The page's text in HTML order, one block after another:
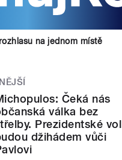
na jednom místě
Čeká nás
válka bez
Prezidentské
džihádem vůči